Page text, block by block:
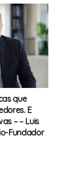
que
E
– – Luis
Fundador